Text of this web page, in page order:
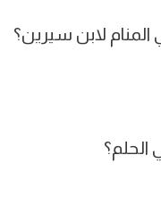
المنام لابن سيرين؟
الحلم؟